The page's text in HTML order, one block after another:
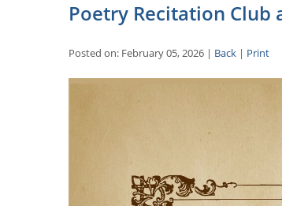
Poetry Recitation Club
Posted on: February 05, 2026 | Back | Print